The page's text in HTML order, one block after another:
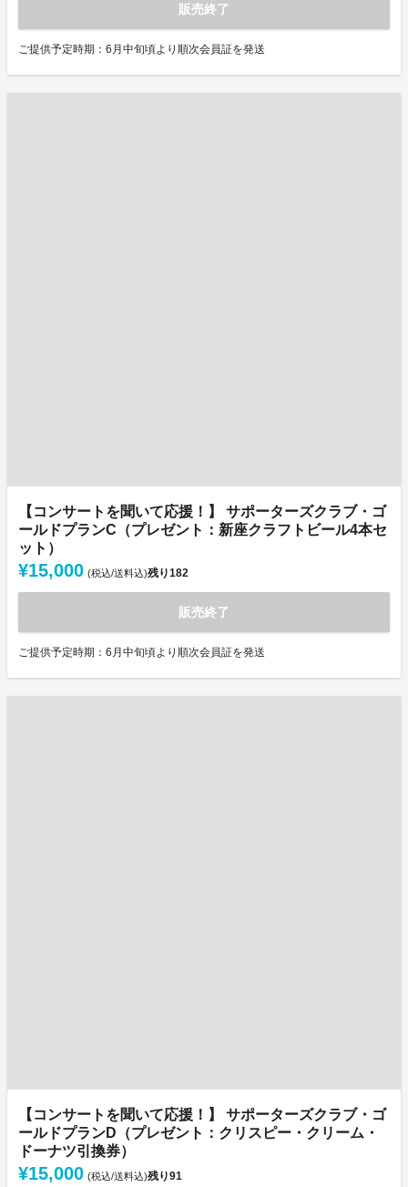
販売終了
ご提供予定時期：6月中旬頃より順次会員証を発送
【コンサートを聞いて応援！】 サポーターズクラブ・ゴ
ールドプランC（プレゼント：新座クラフトビール4本セ
ット）
¥15,000 (税込/送料込)残り182
販売終了
ご提供予定時期：6月中旬頃より順次会員証を発送
【コンサートを聞いて応援！】 サポーターズクラブ・ゴ
ールドプランD（プレゼント：クリスピー・クリーム・
ドーナツ引換券）
¥15,000 (税込/送料込)残り91